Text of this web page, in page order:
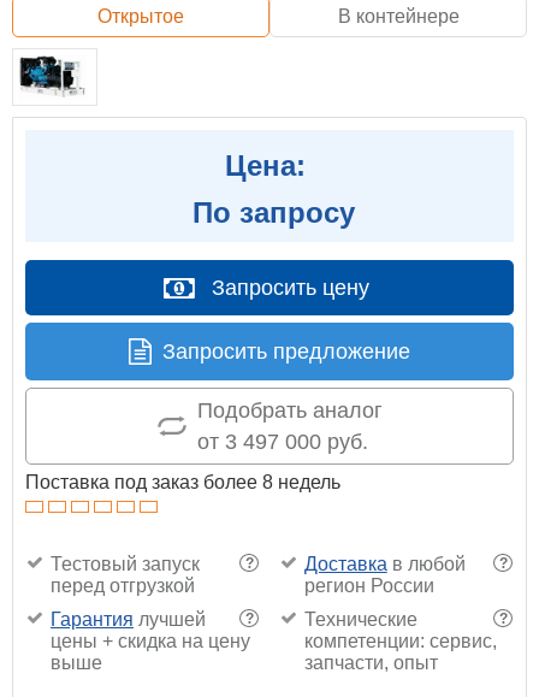
Открытое В контейнере
Цена:
По запросу
Запросить цену
Запросить предложение
Подобрать аналог
от 3 497 000 руб.
Поставка под заказ более 8 недель
?
Тестовый запуск
перед отгрузкой
?
Доставка в любой
регион России
?
Гарантия лучшей
цены + скидка на цену
выше
?
Технические
компетенции: сервис,
запчасти, опыт